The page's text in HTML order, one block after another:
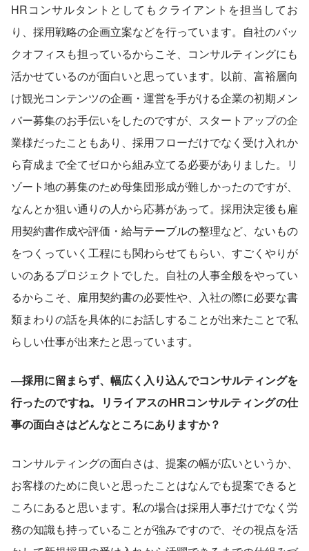
HRコンサルタントとしてもクライアントを担当してお
り、採用戦略の企画立案などを行っています。自社のバッ
クオフィスも担っているからこそ、コンサルティングにも
活かせているのが面白いと思っています。以前、富裕層向
け観光コンテンツの企画・運営を手がける企業の初期メン
バー募集のお手伝いをしたのですが、スタートアップの企
業様だったこともあり、採用フローだけでなく受け入れか
ら育成まで全てゼロから組み立てる必要がありました。リ
ゾート地の募集のため母集団形成が難しかったのですが、
なんとか狙い通りの人から応募があって。採用決定後も雇
用契約書作成や評価・給与テーブルの整理など、ないもの
をつくっていく工程にも関わらせてもらい、すごくやりが
いのあるプロジェクトでした。自社の人事全般をやってい
るからこそ、雇用契約書の必要性や、入社の際に必要な書
類まわりの話を具体的にお話しすることが出来たことで私
らしい仕事が出来たと思っています。
―採用に留まらず、幅広く入り込んでコンサルティングを
行ったのですね。リライアスのHRコンサルティングの仕
事の面白さはどんなところにありますか？
コンサルティングの面白さは、提案の幅が広いというか、
お客様のために良いと思ったことはなんでも提案できると
ころにあると思います。私の場合は採用人事だけでなく労
務の知識も持っていることが強みですので、その視点を活